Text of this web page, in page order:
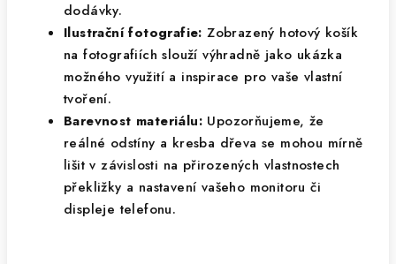
dodávky.
Ilustrační fotografie: Zobrazený hotový košík
na fotografiích slouží výhradně jako ukázka
možného využití a inspirace pro vaše vlastní
tvoření.
Barevnost materiálu: Upozorňujeme, že
reálné odstíny a kresba dřeva se mohou mírně
lišit v závislosti na přirozených vlastnostech
překližky a nastavení vašeho monitoru či
displeje telefonu.